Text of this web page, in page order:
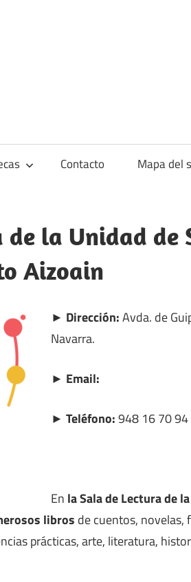
Contacto Mapa del
de la Unidad de
Aizoain
► Dirección:Avda. de
Navarra.
► Email:
► Teléfono:948 16 70 94
En la Sala de Lectura de
libros de cuentos, novelas,
prácticas, arte, literatura,